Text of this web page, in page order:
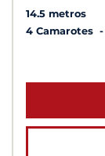
14.5 metros
4 Camarotes